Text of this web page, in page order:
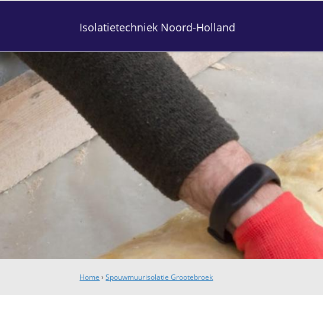
Isolatietechniek Noord-Holland
Home ›Spouwmuurisolatie Grootebroek